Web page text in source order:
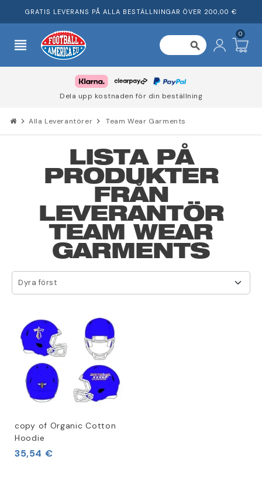
GRATIS LEVERANS PÅ ALLA BESTÄLLNINGAR ÖVER 200,00 €
view_headline search
0
Dela upp kostnaden för din beställning
chevron_right Alla Leverantörer chevron_right Team Wear Garments
LISTA PÅ
PRODUKTER
FRÅN
LEVERANTÖR
TEAM WEAR
GARMENTS
Dyra först
copy of Organic Cotton
Hoodie
35,54 €